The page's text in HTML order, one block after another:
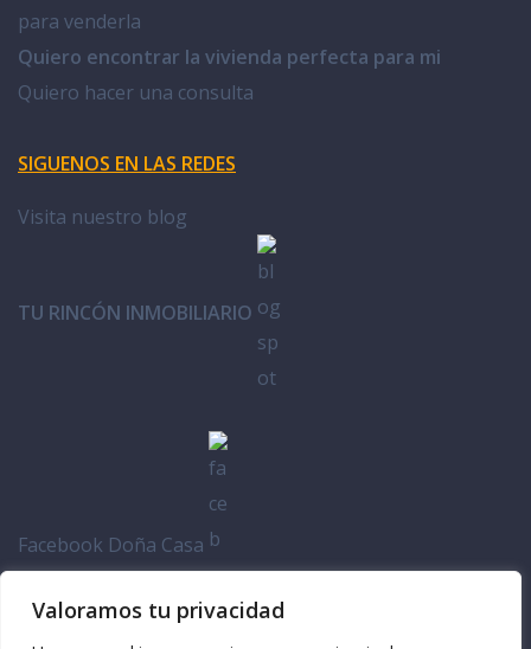
Valoramos tu privacidad
para venderla
Quiero encontrar la vivienda perfecta para mi
Quiero hacer una consulta
SIGUENOS EN LAS REDES
Visita nuestro blog
TU RINCÓN INMOBILIARIO
Facebook Doña Casa